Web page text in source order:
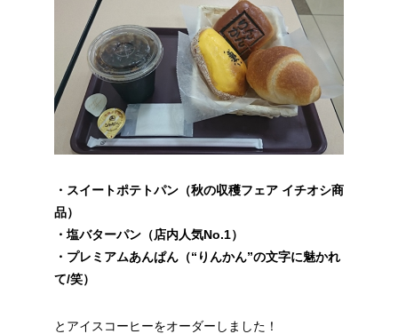
・スイートポテトパン（秋の収穫フェア イチオシ商
品）
・塩バターパン（店内人気No.1）
・プレミアムあんぱん（“りんかん”の文字に魅かれ
て/笑）
とアイスコーヒーをオーダーしました！